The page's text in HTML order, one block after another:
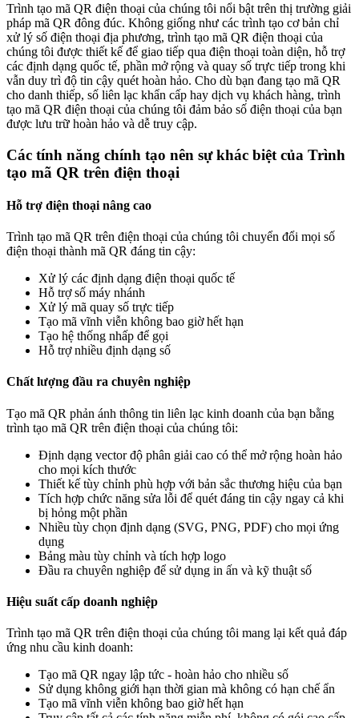
Trình tạo mã QR điện thoại của chúng tôi nổi bật trên thị trường giải
pháp mã QR đông đúc. Không giống như các trình tạo cơ bản chỉ
xử lý số điện thoại địa phương, trình tạo mã QR điện thoại của
chúng tôi được thiết kế để giao tiếp qua điện thoại toàn diện, hỗ trợ
các định dạng quốc tế, phần mở rộng và quay số trực tiếp trong khi
vẫn duy trì độ tin cậy quét hoàn hảo. Cho dù bạn đang tạo mã QR
cho danh thiếp, số liên lạc khẩn cấp hay dịch vụ khách hàng, trình
tạo mã QR điện thoại của chúng tôi đảm bảo số điện thoại của bạn
được lưu trữ hoàn hảo và dễ truy cập.
Các tính năng chính tạo nên sự khác biệt của Trình
tạo mã QR trên điện thoại
Hỗ trợ điện thoại nâng cao
Trình tạo mã QR trên điện thoại của chúng tôi chuyển đổi mọi số
điện thoại thành mã QR đáng tin cậy:
Xử lý các định dạng điện thoại quốc tế
Hỗ trợ số máy nhánh
Xử lý mã quay số trực tiếp
Tạo mã vĩnh viễn không bao giờ hết hạn
Tạo hệ thống nhấp để gọi
Hỗ trợ nhiều định dạng số
Chất lượng đầu ra chuyên nghiệp
Tạo mã QR phản ánh thông tin liên lạc kinh doanh của bạn bằng
trình tạo mã QR trên điện thoại của chúng tôi:
Định dạng vector độ phân giải cao có thể mở rộng hoàn hảo
cho mọi kích thước
Thiết kế tùy chỉnh phù hợp với bản sắc thương hiệu của bạn
Tích hợp chức năng sửa lỗi để quét đáng tin cậy ngay cả khi
bị hỏng một phần
Nhiều tùy chọn định dạng (SVG, PNG, PDF) cho mọi ứng
dụng
Bảng màu tùy chỉnh và tích hợp logo
Đầu ra chuyên nghiệp để sử dụng in ấn và kỹ thuật số
Hiệu suất cấp doanh nghiệp
Trình tạo mã QR trên điện thoại của chúng tôi mang lại kết quả đáp
ứng nhu cầu kinh doanh:
Tạo mã QR ngay lập tức - hoàn hảo cho nhiều số
Sử dụng không giới hạn thời gian mà không có hạn chế ẩn
Tạo mã vĩnh viễn không bao giờ hết hạn